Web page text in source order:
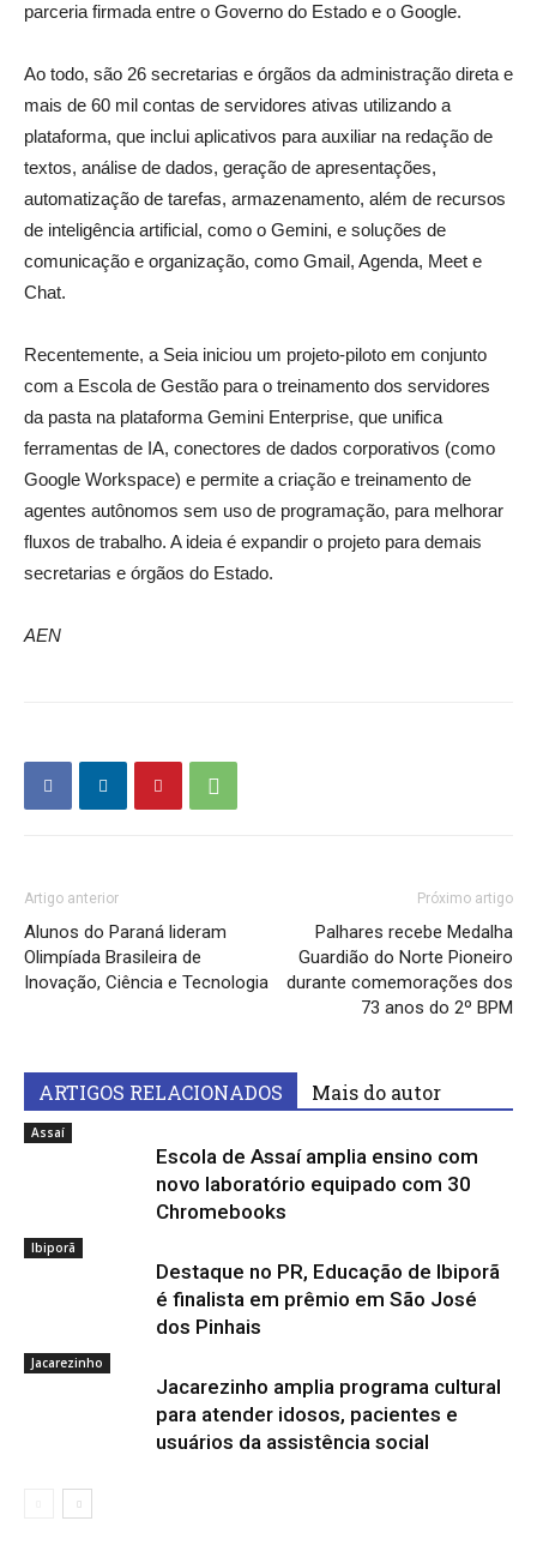
parceria firmada entre o Governo do Estado e o Google.
Ao todo, são 26 secretarias e órgãos da administração direta e
mais de 60 mil contas de servidores ativas utilizando a
plataforma, que inclui aplicativos para auxiliar na redação de
textos, análise de dados, geração de apresentações,
automatização de tarefas, armazenamento, além de recursos
de inteligência artificial, como o Gemini, e soluções de
comunicação e organização, como Gmail, Agenda, Meet e
Chat.
Recentemente, a Seia iniciou um projeto-piloto em conjunto
com a Escola de Gestão para o treinamento dos servidores
da pasta na plataforma Gemini Enterprise, que unifica
ferramentas de IA, conectores de dados corporativos (como
Google Workspace) e permite a criação e treinamento de
agentes autônomos sem uso de programação, para melhorar
fluxos de trabalho. A ideia é expandir o projeto para demais
secretarias e órgãos do Estado.
AEN
Artigo anterior
Alunos do Paraná lideram
Olimpíada Brasileira de
Inovação, Ciência e Tecnologia
Próximo artigo
Palhares recebe Medalha
Guardião do Norte Pioneiro
durante comemorações dos
73 anos do 2º BPM
ARTIGOS RELACIONADOS Mais do autor
Assaí
Escola de Assaí amplia ensino com
novo laboratório equipado com 30
Chromebooks
Ibiporã
Destaque no PR, Educação de Ibiporã
é finalista em prêmio em São José
dos Pinhais
Jacarezinho
Jacarezinho amplia programa cultural
para atender idosos, pacientes e
usuários da assistência social